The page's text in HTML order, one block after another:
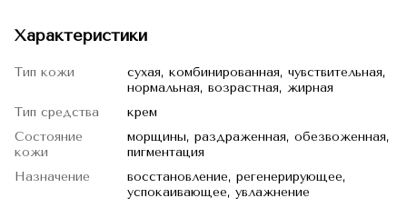
Характеристики
Тип кожи
сухая, комбинированная, чувствительная,
нормальная, возрастная, жирная
Тип средства
крем
Состояние
кожи
морщины, раздраженная, обезвоженная,
пигментация
Назначение
восстановление, регенерирующее,
успокаивающее, увлажнение